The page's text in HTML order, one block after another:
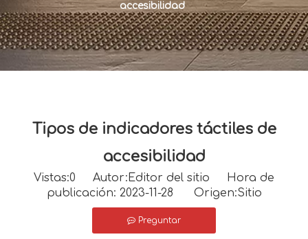
accesibilidad
Tipos de indicadores táctiles de
accesibilidad
Vistas:0 Autor:Editor del sitio Hora de
publicación: 2023-11-28 Origen:Sitio
Preguntar